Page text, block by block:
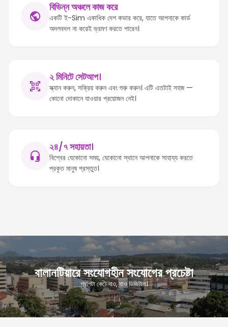
বিভিন্ন অঞ্চলে কাজ করে
একটি ই-Sim একাধিক দেশ কভার করে, যাতে আপনাকে কার্ড
অদলবদল না করেই ভ্রমণ করতে পারেন।
২ মিনিটে সেটআপ।
স্ক্যান করুন, সক্রিয় করুন এবং শুরু করুন। এটি এতটাই সহজ —
কোনো দোকানে যাওয়ার প্রয়োজন নেই।
২৪/৭ সহায়তা।
বিশ্বের যেকোনো সময়, যেকোনো স্থানে আপনাকে সাহায্য করতে
প্রকৃত মানুষ প্রস্তুত।
বালানটিয়ারে সংযোগহীন সংযোগের প্রচেষ্টা
গ্যাপটা কেটে দাও, যাও ডিজিটাল।